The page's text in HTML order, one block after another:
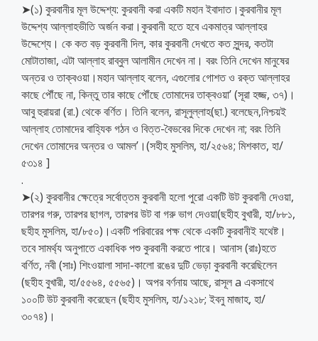
➤(১) কুরবানীর মূল উদ্দেশ্য: কুরবানী করা একটি মহান ইবাদাত।কুরবানীর মূল
উদ্দেশ্য আল্লাহভীতি অর্জন করা।কুরবানী হতে হবে একমাত্র আল্লাহর
উদ্দেশ্যে। কে কত বড় কুরবানী দিল, কার কুরবানী দেখতে কত সুন্দর, কতটা
মোটাতাজা, এটা আল্লাহ রাব্বুল আলামীন দেখেন না। বরং তিনি দেখেন মানুষের
অন্তর ও তাক্বওয়া।মহান আল্লাহ বলেন, এগুলোর গোশত ও রক্ত আল্লাহর
কাছে পৌঁছে না, কিন্তু তার কাছে পৌঁছে তোমাদের তাক্বওয়া’ (সূরা হজ্জ, ৩৭)।
আবু হুরায়রা (রা.) থেকে বর্ণিত। তিনি বলেন, রাসূলুল্লাহ(ছা.) বলেছেন,নিশ্চয়ই
আল্লাহ তোমাদের বাহ্যিক গঠন ও বিত্ত-বৈভবের দিকে দেখেন না; বরং তিনি
দেখেন তোমাদের অন্তর ও আমল’।(সহীহ মুসলিম, হা/২৫৬৪; মিশকাত, হা/
৫৩১৪ ]
.
➤(২) কুরবানীর ক্ষেত্রে সর্বোত্তম কুরবানী হলো পুরো একটি উট কুরবানী দেওয়া,
তারপর গরু, তারপর ছাগল, তারপর উট বা গরু ভাগ দেওয়া(ছহীহ বুখারী, হা/৮৮১,
ছহীহ মুসলিম, হা/৮৫০)।একটি পরিবারের পক্ষ থেকে একটি কুরবানীই যথেষ্ট।
তবে সামর্থ্য অনুপাতে একাধিক পশু কুরবানী করতে পারে। আনাস (রাঃ)হতে
বর্ণিত, নবী (সাঃ) শিংওয়ালা সাদা-কালো রঙের দুটি ভেড়া কুরবানী করেছিলেন
(ছহীহ বুখারী, হা/৫৫৬৪, ৫৫৬৫)। অপর বর্ণনায় আছে, রাসূল a একসাথে
১০০টি উট কুরবানী করেছেন (ছহীহ মুসলিম, হা/১২১৮; ইবনু মাজাহ, হা/
৩০৭৪)।